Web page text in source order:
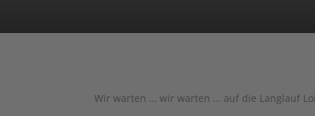
Wir warten … wir warten … auf die Langlauf